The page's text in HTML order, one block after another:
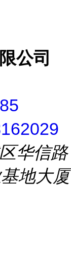
公司
华信路
地大厦